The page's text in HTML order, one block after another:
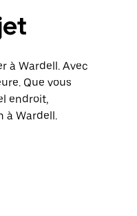
à Wardell. Avec
Que vous
endroit,
à Wardell.